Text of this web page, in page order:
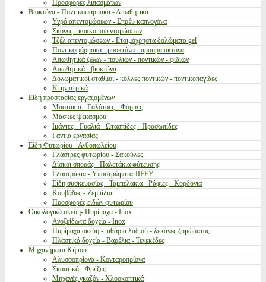
Προσφορές λιπασμάτων
Βιοκτόνα - Ποντικοφάρμακα - Απωθητικά
Υγρά απεντομώσεων - Σπρέυ καπνογόνα
Σκόνες - κόκκοι απεντομώσεων
Τζέλ απεντομώσεων - Ετοιμόχρηστα δολώματα gel
Ποντικοφάρμακα - μυοκτόνα - αρουραιοκτόνα
Απωθητικά ζώων - πουλιών - ποντικών - φιδιών
Απωθητικά - βιοκτόνα
Δολωματικοί σταθμοί - κόλλες ποντικών - ποντικοπαγίδες
Κτηνιατρικά
Είδη προστασίας εργαζομένων
Μποτάκια - Γαλότσες - Φόρμες
Μάσκες ψεκασμού
Ιμάντες - Γυαλιά - Ωτασπίδες - Προσωπίδες
Γάντια εργασίας
Είδη Φυτωρίου - Ανθοπωλείου
Γλάστρες φυτωρίου - Σακούλες
Δίσκοι σποράς - Παλετάκια φύτευσης
Γλαστράκια - Υποστρώματα JIFFY
Είδη συσκευασίας - Ταμπελάκια - Ράφιες - Κορδόνια
Κουβάδες - Ζεμπίλια
Προσφορές ειδών φυτωρίου
Οικολογικά σκεύη- Πυρίμαχα - Inox
Ανοξείδωτα δοχεία - Inox
Πυρίμαχα σκεύη - πιθάρια λαδιού - λεκάνες ζυμώματος
Πλαστικά δοχεία - Βαρέλια - Τενεκέδες
Μηχανήματα Κήπου
Αλυσσοπρίονα - Κονταροπρίονα
Σκαπτικά - Φρέζες
Μηχανές γκαζόν - Χλοοκοπτικά